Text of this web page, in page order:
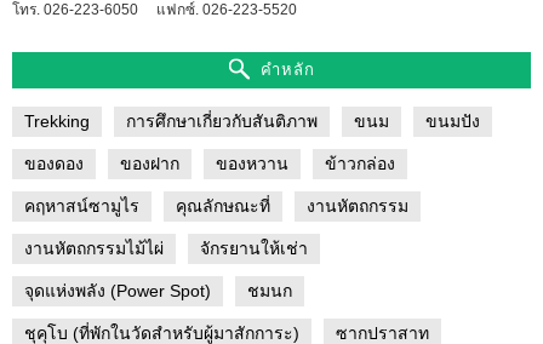
โทร. 026-223-6050
แฟกซ์. 026-223-5520
คำหลัก
Trekking การศึกษาเกี่ยวกับสันติภาพ ขนม ขนมปัง
ของดอง ของฝาก ของหวาน ข้าวกล่อง
คฤหาสน์ซามูไร คุณลักษณะที่ งานหัตถกรรม
งานหัตถกรรมไม้ไผ่ จักรยานให้เช่า
จุดแห่งพลัง (Power Spot) ชมนก
ชุคุโบ (ที่พักในวัดสำหรับผู้มาสักการะ) ซากปราสาท